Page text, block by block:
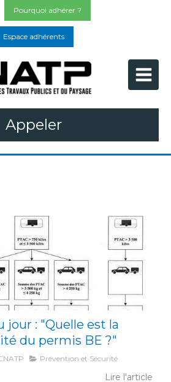
Pourquoi adhérer ?
Espace adhérents
Appeler
jour : "Quelle est la
du permis BE ?"
Prévention et Sécurité
Lire l'article